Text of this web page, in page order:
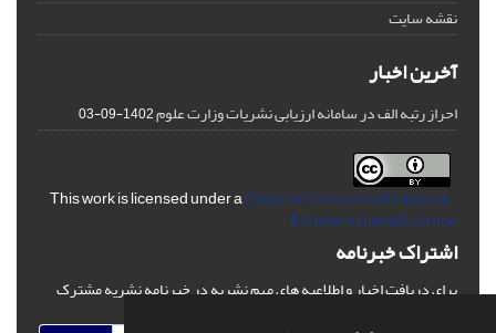
نقشه سایت
آخرین اخبار
احراز رتبه الف در سامانه ارزیابی نشریات وزارت علوم1402-09-03
Creative Commons Attribution
4.0 International License
اشتراک خبرنامه
برای دریافت اخبار و اطلاعیه های مهم نشریه در خبرنامه نشریه مشترک